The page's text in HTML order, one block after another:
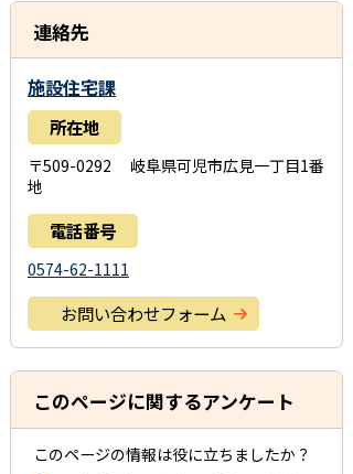
連絡先
施設住宅課
所在地
〒509-0292 岐阜県可児市広見一丁目1番
地
電話番号
0574-62-1111
お問い合わせフォーム
このページに関するアンケート
このページの情報は役に立ちましたか？